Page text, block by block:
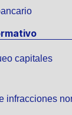
capitales
infracciones